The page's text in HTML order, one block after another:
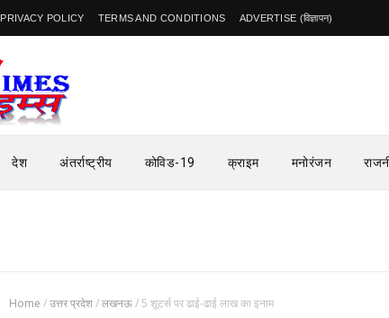
PRIVACY POLICY TERMS AND CONDITIONS ADVERTISE (विज्ञापन)
देश अंतर्राष्ट्रीय कोविड-19 क्राइम मनोरंजन
Home /उत्तर प्रदेश/लखनऊ/5 शूटर्स पर ढाई-ढाई लाख का इनाम